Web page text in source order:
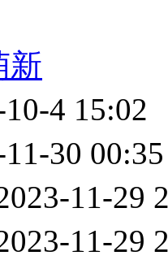
新
4 15:02
30 00:35
11-29
11-29